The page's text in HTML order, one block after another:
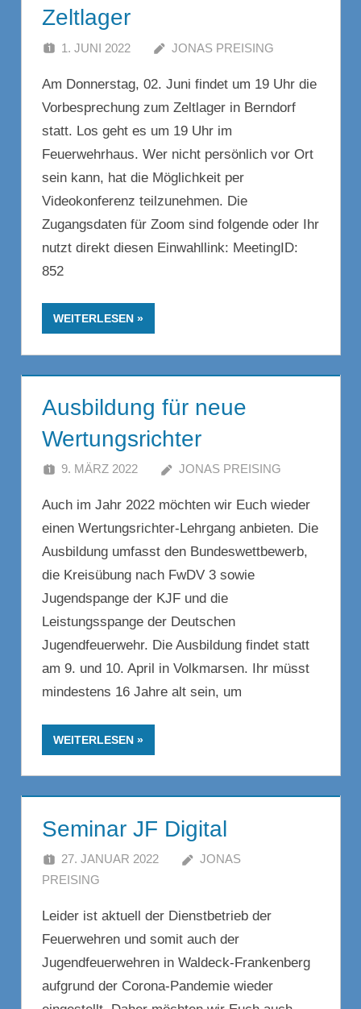
Zeltlager
1. JUNI 2022 JONAS PREISING
Am Donnerstag, 02. Juni findet um 19 Uhr die
Vorbesprechung zum Zeltlager in Berndorf
statt. Los geht es um 19 Uhr im
Feuerwehrhaus. Wer nicht persönlich vor Ort
sein kann, hat die Möglichkeit per
Videokonferenz teilzunehmen. Die
Zugangsdaten für Zoom sind folgende oder Ihr
nutzt direkt diesen Einwahllink: MeetingID:
852
WEITERLESEN
Ausbildung für neue
Wertungsrichter
9. MÄRZ 2022 JONAS PREISING
Auch im Jahr 2022 möchten wir Euch wieder
einen Wertungsrichter-Lehrgang anbieten. Die
Ausbildung umfasst den Bundeswettbewerb,
die Kreisübung nach FwDV 3 sowie
Jugendspange der KJF und die
Leistungsspange der Deutschen
Jugendfeuerwehr. Die Ausbildung findet statt
am 9. und 10. April in Volkmarsen. Ihr müsst
mindestens 16 Jahre alt sein, um
WEITERLESEN
Seminar JF Digital
27. JANUAR 2022
JONAS
PREISING
Leider ist aktuell der Dienstbetrieb der
Feuerwehren und somit auch der
Jugendfeuerwehren in Waldeck-Frankenberg
aufgrund der Corona-Pandemie wieder